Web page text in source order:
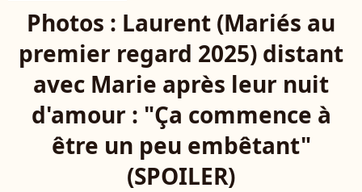
Photos : Laurent (Mariés au
premier regard 2025) distant
avec Marie après leur nuit
d'amour : "Ça commence à
être un peu embêtant"
(SPOILER)